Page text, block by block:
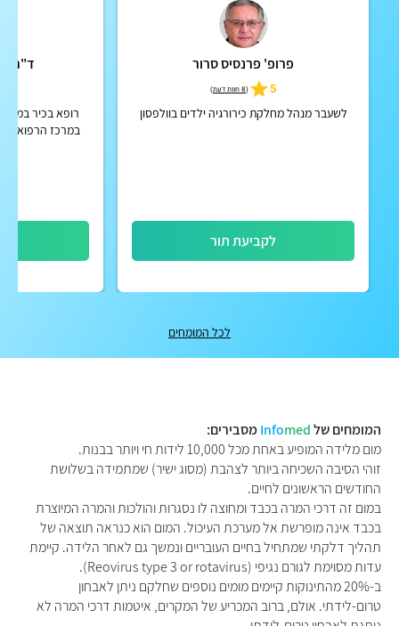
פרופ' פרנסיס סרור
5
(8 חוות דעת )
לשעבר מנהל מחלקת כירורגיה ילדים בוולפסון
לקביעת תור
ד"ר
רופא בכיר
במרכז הרפואי
לכל המומחים
המומחים של Infomed
מסבירים:
מום מלידה המופיע באחת מכל 10,000 לידות חי ויותר בבנות.
זוהי הסיבה השכיחה ביותר לצהבת (מסוג ישיר) שמתמידה בשלושת
החודשים הראשונים לחיים.
במום זה דרכי המרה בכבד ומחוצה לו נסגרות והולכות והמרה המיוצרת
בכבד אינה מופרשת אל מערכת העיכול. המום הוא כנראה תוצאה של
תהליך דלקתי שמתחיל בחיים העובריים ונמשך גם לאחר הלידה. קיימת
עדות מסוימת לגורם נגיפי (Reovirus type 3 or rotavirus).
ב-20% מהתינוקות קיימים מומים נוספים שחלקם ניתן לאבחון
טרום-לידתי. אולם, ברוב המכריע של המקרים, איטמות דרכי המרה לא